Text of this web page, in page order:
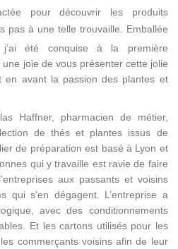
pour découvrir les produits
pas à une telle trouvaille. Emballée
été conquise à la première
joie de vous présenter cette jolie
en avant la passion des plantes et
Haffner, pharmacien de métier,
de thés et plantes issus de
de préparation est basé à Lyon et
qui y travaille est ravie de faire
aux passants et voisins
qui s’en dégagent. L’entreprise a
avec des conditionnements
Et les cartons utilisés pour les
commerçants voisins afin de leur